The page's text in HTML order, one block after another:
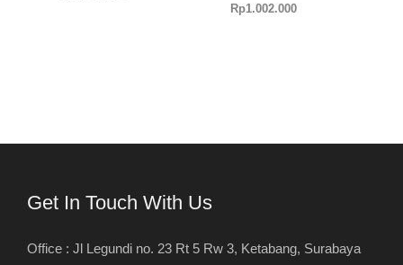
Rp1.002.000
Get In Touch With Us
Office : Jl Legundi no. 23 Rt 5 Rw 3, Ketabang, Surabaya